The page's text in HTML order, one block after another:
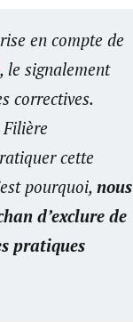
en compte de
, le signalement
correctives.
cette
pourquoi, nous
d’exclure de
pratiques